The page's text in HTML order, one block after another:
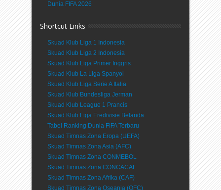
Dunia FIFA 2026
Shortcut Links
Skuad Klub Liga 1 Indonesia
Skuad Klub Liga 2 Indonesia
Skuad Klub Liga Primer Inggris
Skuad Klub La Liga Spanyol
Skuad Klub Liga Serie A Italia
Skuad Klub Bundesliga Jerman
Skuad Klub League 1 Prancis
Skuad Klub Liga Eredivisie Belanda
Tabel Ranking Dunia FIFA Terbaru
Skuad Timnas Zona Eropa (UEFA)
Skuad Timnas Zona Asia (AFC)
Skuad Timnas Zona CONMEBOL
Skuad Timnas Zona CONCACAF
Skuad Timnas Zona Afrika (CAF)
Skuad Timnas Zona Oseania (OFC)